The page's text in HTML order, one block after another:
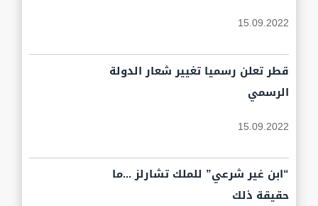
15.09.2022
قطر تعلن رسميا تغيير شعار الدولة
الرسمي
15.09.2022
“ابن غير شرعي” للملك تشارلز ...ما
حقيقة ذلك